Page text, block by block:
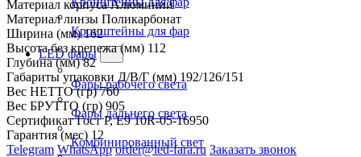
Кронштейны для фар
LED фары
Фары рабочего света
Фары дальнего света
Комбинированный свет
Материал корпуса Алюминий
Материал линзы Поликарбонат
Ширина (мм) 162
Высота без крепежа (мм) 112
Глубина (мм) 82
Габариты упаковки Д/В/Г (мм) 192/126/151
Вес НЕТТО (гр) 760
Вес БРУТТО (гр) 905
Сертификат Гост Р, E9 10R-05-16950
Гарантия (мес) 12
Telegram WhatsApp order@led-fara.ru Заказать звонок